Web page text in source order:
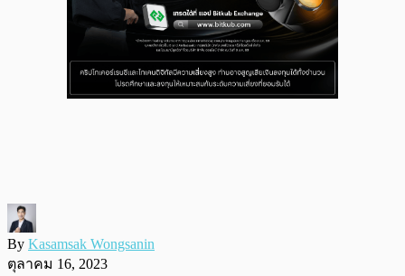
By Kasamsak Wongsanin
ตุลาคม 16, 2023